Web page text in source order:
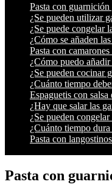
Pasta con
¿Se pueden utilizar
¿Se puede congelar
¿Cómo se añaden
Pasta con
¿Cómo puedo
¿Se pueden cocinar
¿Cuánto tiempo
Espaguetis con salsa
¿Hay que salar las
¿Se pueden
¿Cuánto tiempo
Pasta con
Pasta con